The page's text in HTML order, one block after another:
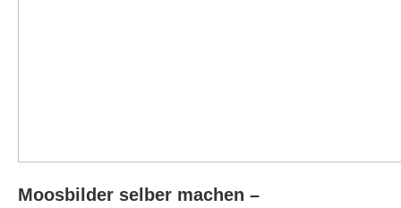
Moosbilder selber machen –